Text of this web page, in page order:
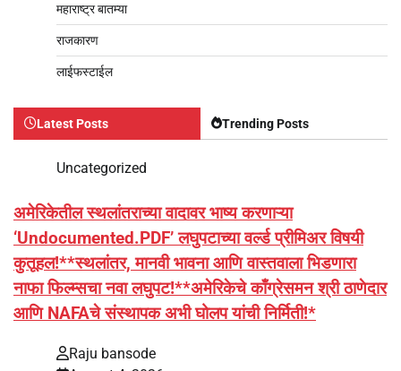
महाराष्ट्र बातम्या
राजकारण
लाईफस्टाईल
Latest Posts Trending Posts
Uncategorized
अमेरिकेतील स्थलांतराच्या वादावर भाष्य करणाऱ्या
‘Undocumented.PDF’ लघुपटाच्या वर्ल्ड प्रीमिअर विषयी
कुतूहल!**स्थलांतर, मानवी भावना आणि वास्तवाला भिडणारा
नाफा फिल्म्सचा नवा लघुपट!**अमेरिकेचे काँग्रेसमन श्री ठाणेदार
आणि NAFAचे संस्थापक अभी घोलप यांची निर्मिती!*
Raju bansode